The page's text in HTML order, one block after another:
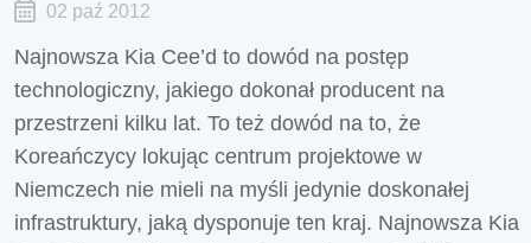
02 paź 2012
Najnowsza Kia Cee’d to dowód na postęp
technologiczny, jakiego dokonał producent na
przestrzeni kilku lat. To też dowód na to, że
Koreańczycy lokując centrum projektowe w
Niemczech nie mieli na myśli jedynie doskonałej
infrastruktury, jaką dysponuje ten kraj. Najnowsza Kia